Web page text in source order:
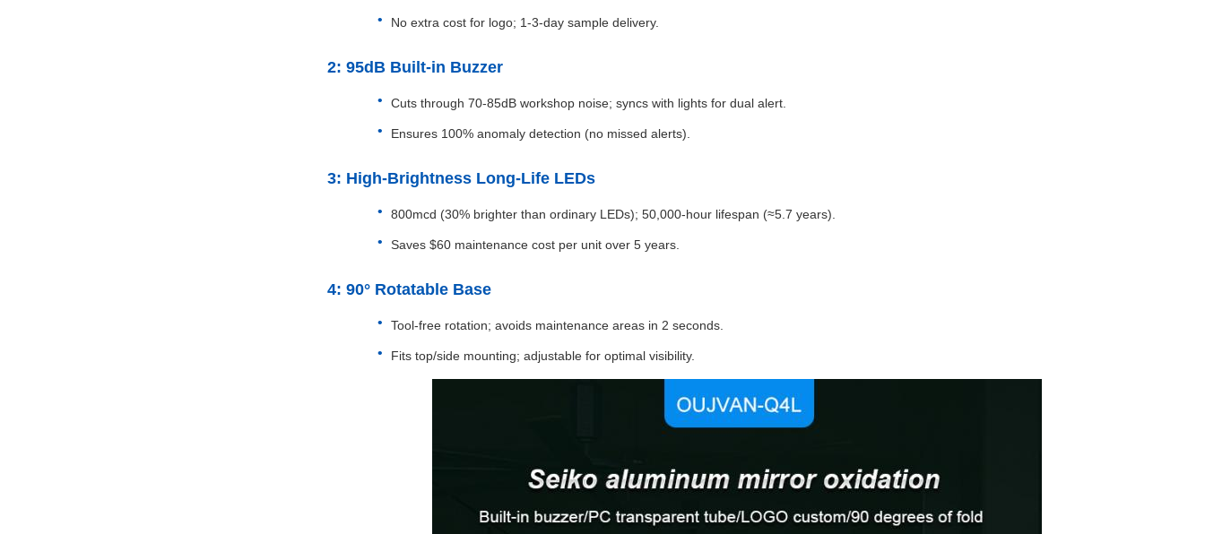
No extra cost for logo; 1-3-day sample delivery.
2: 95dB Built-in Buzzer
Cuts through 70-85dB workshop noise; syncs with lights for dual alert.
Ensures 100% anomaly detection (no missed alerts).
3: High-Brightness Long-Life LEDs
800mcd (30% brighter than ordinary LEDs); 50,000-hour lifespan (≈5.7 years).
Saves $60 maintenance cost per unit over 5 years.
4: 90° Rotatable Base
Tool-free rotation; avoids maintenance areas in 2 seconds.
Fits top/side mounting; adjustable for optimal visibility.